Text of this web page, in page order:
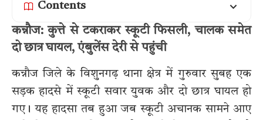
Contents
कन्नौज: कुत्ते से टकराकर स्कूटी फिसली, चालक समेत
दो छात्र घायल, एंबुलेंस देरी से पहुंची
कन्नौज जिले के विशुनगढ़ थाना क्षेत्र में गुरुवार सुबह एक
सड़क हादसे में स्कूटी सवार युवक और दो छात्र घायल हो
गए। यह हादसा तब हुआ जब स्कूटी अचानक सामने आए